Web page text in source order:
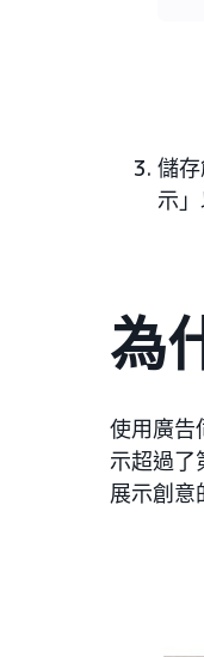
儲
示
為
使用廣告
示超過了
展示創意